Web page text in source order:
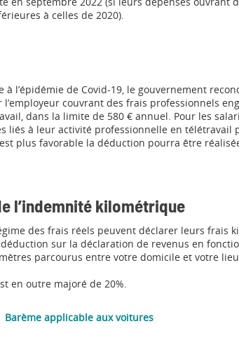
à celles de 2020).
l’épidémie de Covid-19, le gouvernement
couvrant des frais professionnels
dans la limite de 580 € annuel. Pour les
liés à leur activité professionnelle en télétravail
plus favorable la déduction pourra être
l’indemnité kilométrique
des frais réels peuvent déclarer leurs frais
sur la déclaration de revenus en
parcourus entre votre domicile et votre
en outre majoré de 20%.
Barème applicable aux voitures